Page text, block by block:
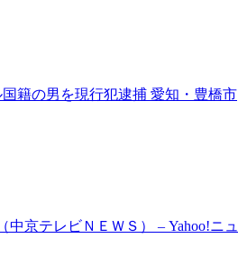
籍の男を現行犯逮捕 愛知・豊橋市
京テレビＮＥＷＳ） – Yahoo!ニュ